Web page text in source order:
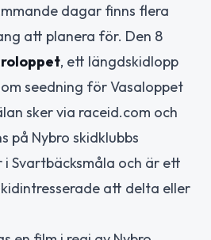
dagar finns flera
att planera för. Den 8
, ett längdskidlopp
seedning för Vasaloppet
sker via raceid.com och
på Nybro skidklubbs
Svartbäcksmåla och är ett
att delta eller